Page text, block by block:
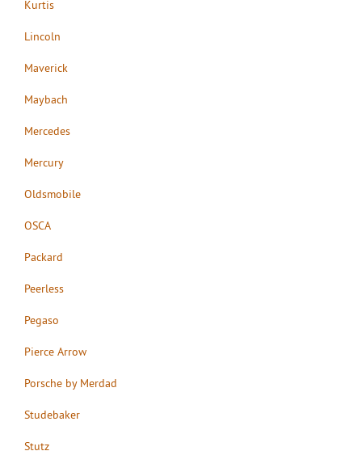
Kurtis
Lincoln
Maverick
Maybach
Mercedes
Mercury
Oldsmobile
OSCA
Packard
Peerless
Pegaso
Pierce Arrow
Porsche by Merdad
Studebaker
Stutz